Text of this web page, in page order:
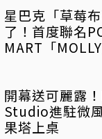
星巴克「草莓
了！首度聯名
MART「
「MOLLYｘ
開幕送可麗露
Studio進駐微
果塔上桌